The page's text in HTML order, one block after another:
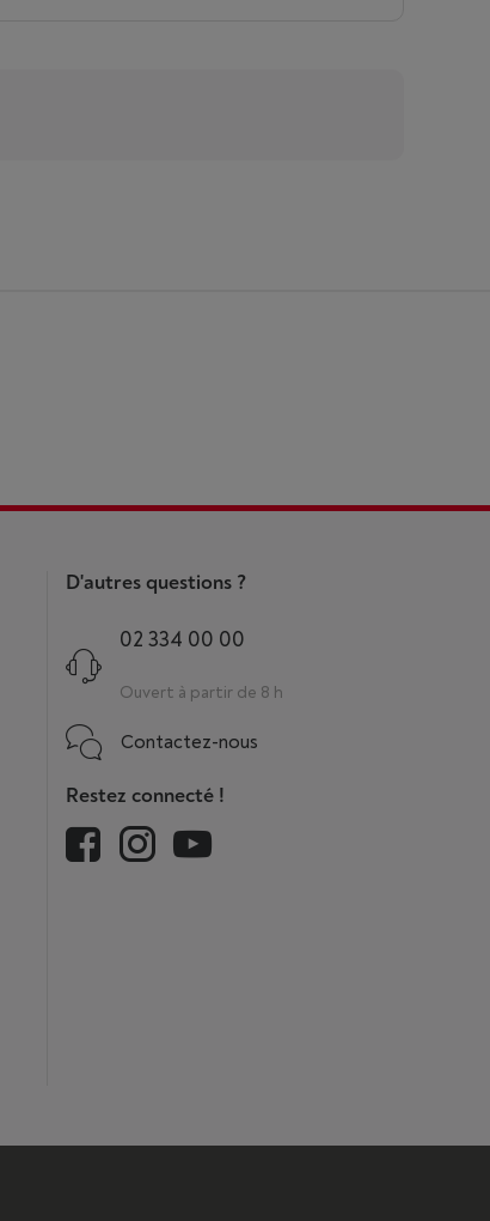
D'autres questions ?
02 334 00 00
Ouvert à partir de 8 h
Contactez-nous
Restez connecté !